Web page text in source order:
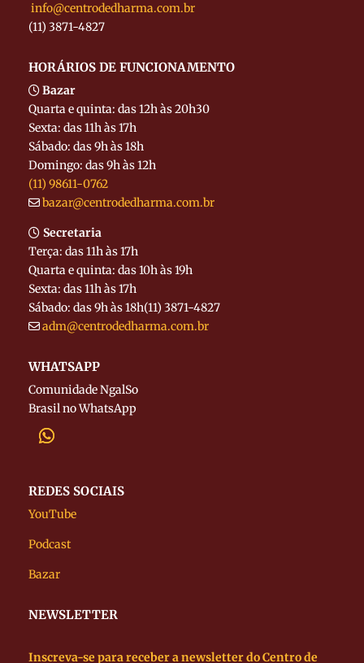
info@centrodedharma.com.br
(11) 3871-4827
HORÁRIOS DE FUNCIONAMENTO
Bazar
Quarta e quinta: das 12h às 20h30
Sexta: das 11h às 17h
Sábado: das 9h às 18h
Domingo: das 9h às 12h
(11) 98611-0762
bazar@centrodedharma.com.br
Secretaria
Terça: das 11h às 17h
Quarta e quinta: das 10h às 19h
Sexta: das 11h às 17h
Sábado: das 9h às 18h(11) 3871-4827
adm@centrodedharma.com.br
WHATSAPP
Comunidade NgalSo
Brasil no WhatsApp
REDES SOCIAIS
YouTube
Podcast
Bazar
NEWSLETTER
Inscreva-se para receber a newsletter do Centro de